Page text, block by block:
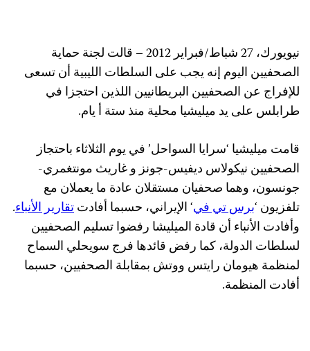
نيويورك، 27 شباط/فبراير 2012 – قالت لجنة حماية
الصحفيين اليوم إنه يجب على السلطات الليبية أن تسعى
للإفراج عن الصحفيين البريطانيين اللذين احتجزا في
طرابلس على يد ميليشيا محلية منذ ستة أ يام.
قامت ميليشيا ‘سرايا السواحل’ في يوم الثلاثاء باحتجاز
الصحفيين نيكولاس ديفيس-جونز و غاريث مونتغمري-
جونسون، وهما صحفيان مستقلان عادة ما يعملان مع
تلفزيون ‘برس تي في‘ الإيراني، حسبما أفادتتقارير الأنباء.
وأفادت الأنباء أن قادة الميليشا رفضوا تسليم الصحفيين
لسلطات الدولة، كما رفض قائدها فرج سويحلي السماح
لمنظمة هيومان رايتس ووتش بمقابلة الصحفيين، حسبما
أفادت المنظمة.